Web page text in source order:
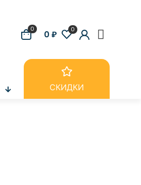
0 0 ₽ 0
СКИДКИ